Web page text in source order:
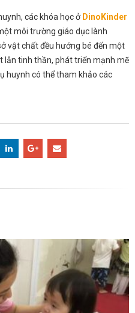
các khóa học ở DinoKinder
môi trường giáo dục lành
vật chất đều hướng bé đến một
lẫn tinh thần, phát triển mạnh mẽ
huynh có thể tham khảo các